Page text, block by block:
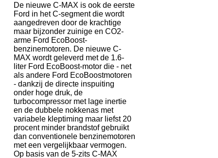
De nieuwe C-MAX is ook de eerste
Ford in het C-segment die wordt
aangedreven door de krachtige
maar bijzonder zuinige en CO2-
arme Ford EcoBoost-
benzinemotoren. De nieuwe C-
MAX wordt geleverd met de 1.6-
liter Ford EcoBoost-motor die - net
als andere Ford EcoBoostmotoren
- dankzij de directe inspuiting
onder hoge druk, de
turbocompressor met lage inertie
en de dubbele nokkenas met
variabele kleptiming maar liefst 20
procent minder brandstof gebruikt
dan conventionele benzinemotoren
met een vergelijkbaar vermogen.
Op basis van de 5-zits C-MAX